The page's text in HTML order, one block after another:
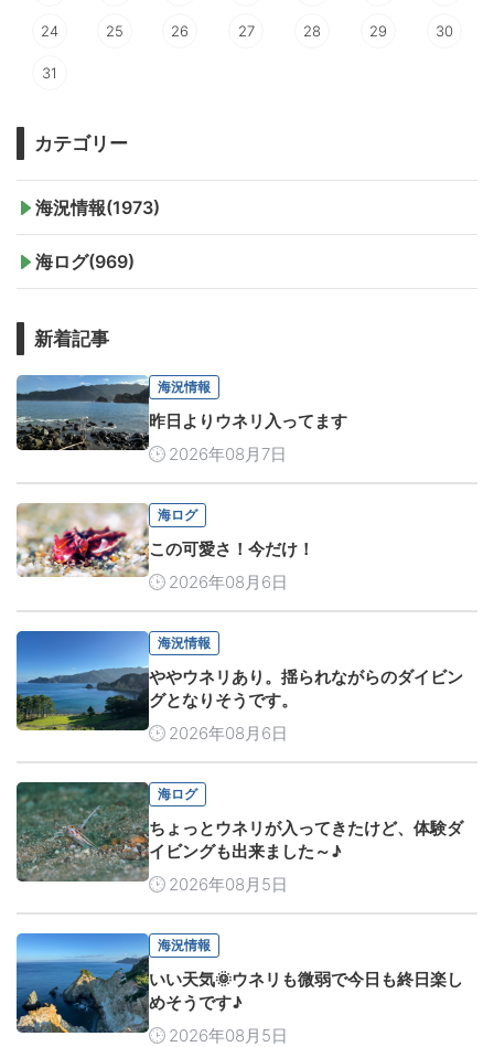
24 25 26 27 28 29 30
31
カテゴリー
海況情報(1973)
海ログ(969)
新着記事
海況情報
昨日よりウネリ入ってます
2026年08月7日
海ログ
この可愛さ！今だけ！
2026年08月6日
海況情報
ややウネリあり。揺られながらのダイビン
グとなりそうです。
2026年08月6日
海ログ
ちょっとウネリが入ってきたけど、体験ダ
イビングも出来ました～♪
2026年08月5日
海況情報
いい天気🌞ウネリも微弱で今日も終日楽し
めそうです♪
2026年08月5日